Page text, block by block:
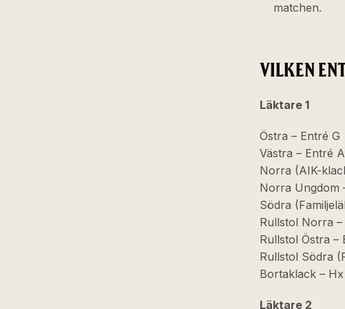
matchen.
VILKEN
Läktare 1
Östra – Entré G
Västra – Entré
Norra (AIK-
Norra Ungdom
Södra
Rullstol Norra –
Rullstol Östra –
Rullstol Södra
Bortaklack – Hx
Läktare 2